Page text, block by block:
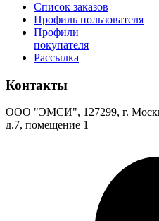
Список заказов
Профиль пользователя
Профили
покупателя
Рассылка
Контакты
ООО "ЭМСИ", 127299, г.
д.7, помещение 1